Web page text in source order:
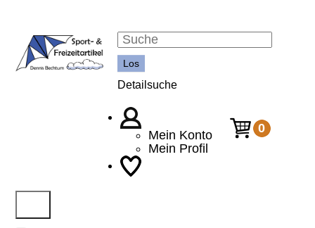
Detailsuche
Mein Konto
Mein Profil
0